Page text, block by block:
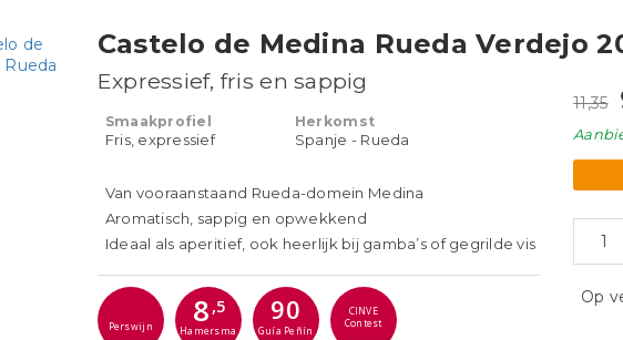
Castelo de Medina Rueda Verdejo
Expressief, fris en sappig
Smaakprofiel
Fris, expressief
Herkomst
Spanje - Rueda
Van vooraanstaand Rueda-domein Medina
Aromatisch, sappig en opwekkend
Ideaal als aperitief, ook heerlijk bij gamba’s of gegrilde vis
Perswijn 8 ,5
Hamersma
90
Guía Peñín
CINVE
Contest
11,35
Op